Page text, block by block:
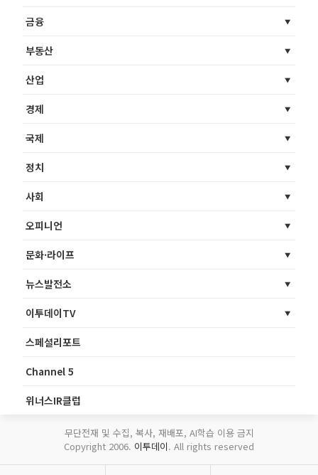
금융
부동산
산업
경제
국제
정치
사회
오피니언
문화·라이프
뉴스발전소
이투데이TV
스페셜리포트
Channel 5
위너스IR클럽
무단전재 및 수집, 복사, 재배포, AI학습 이용 금지
Copyright 2006. 이투데이. All rights reserved